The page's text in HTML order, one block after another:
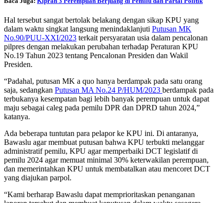
Hal tersebut sangat bertolak belakang dengan sikap KPU yang
dalam waktu singkat langsung menindaklanjuti Putusan MK
No.90/PUU-XXI/2023 terkait persyaratan usia dalam pencalonan
pilpres dengan melakukan perubahan terhadap Peraturan KPU
No.19 Tahun 2023 tentang Pencalonan Presiden dan Wakil
Presiden.
“Padahal, putusan MK a quo hanya berdampak pada satu orang
saja, sedangkan Putusan MA No.24 P/HUM/2023 berdampak pada
terbukanya kesempatan bagi lebih banyak perempuan untuk dapat
maju sebagai caleg pada pemilu DPR dan DPRD tahun 2024,”
katanya.
Ada beberapa tuntutan para pelapor ke KPU ini. Di antaranya,
Bawaslu agar membuat putusan bahwa KPU terbukti melanggar
administratif pemilu, KPU agar memperbaiki DCT legislatif di
pemilu 2024 agar memuat minimal 30% keterwakilan perempuan,
dan memerintahkan KPU untuk membatalkan atau mencoret DCT
yang diajukan parpol.
“Kami berharap Bawaslu dapat memprioritaskan penanganan